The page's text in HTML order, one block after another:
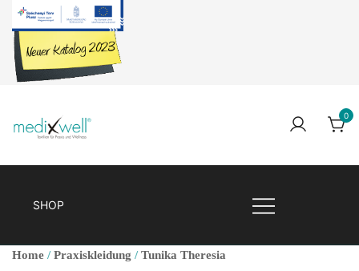
Skip
content
0
SHOP
Home /Praxiskleidung /Tunika Theresia